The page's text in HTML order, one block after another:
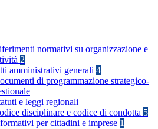
normativi su organizzazione e
2
amministrativi generali 4
di programmazione strategico-
e leggi regionali
disciplinare e codice di condotta 5
per cittadini e imprese 1